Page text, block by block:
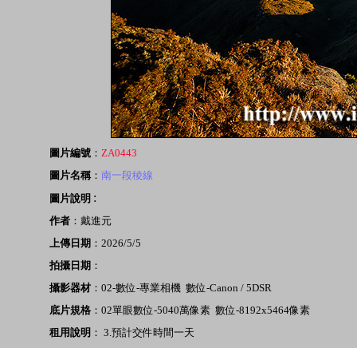
圖片編號： ZA0443
圖片名稱： 南一段稜線
圖片說明 :
作者：戴進元
上傳日期 ：2026/5/5
拍攝日期 ：
攝影器材：02-數位-專業相機 數位-Canon / 5DSR
底片規格：02單眼數位-5040萬像素 數位-8192x5464像素
租用說明 ： 3.預計交件時間一天